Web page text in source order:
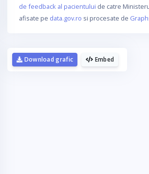
de feedback al pacientului de catre
afisate pe data.gov.ro si procesate de
Embed
Download grafic